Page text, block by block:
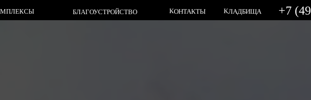
БЛАГОУСТРОЙСТВО КЛАДБИЩА
КОНТАКТЫ +7 (495) 968-35-33